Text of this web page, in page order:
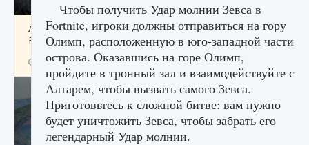
лицензии, лиги, команды и стадионы в EA
FC 25
9 августа 2024 2 395 0 2
Чтобы получить Удар молнии Зевса в
Fortnite, игроки должны отправиться на гору
Олимп, расположенную в юго-западной части
острова. Оказавшись на горе Олимп,
пройдите в тронный зал и взаимодействуйте с
Алтарем, чтобы вызвать самого Зевса.
Приготовьтесь к сложной битве: вам нужно
будет уничтожить Зевса, чтобы забрать его
легендарный Удар молнии.